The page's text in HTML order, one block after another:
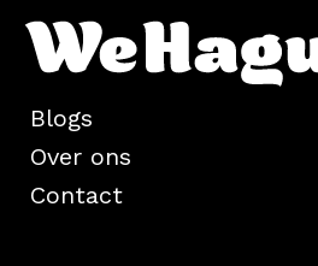
Blogs
Over ons
Contact